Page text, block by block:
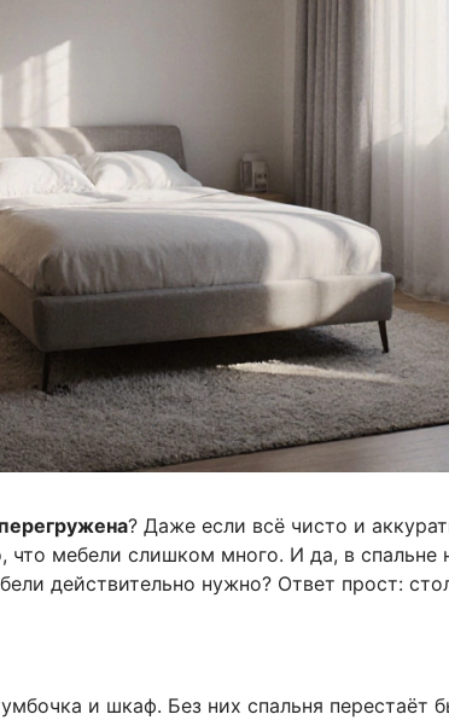
перегружена? Даже если всё чисто и
мебели слишком много. И да, в спальне
действительно нужно? Ответ прост:
и шкаф. Без них спальня перестаёт